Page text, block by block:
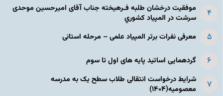
موفقیت درخشان طلبه فـرهیخته جناب آقای امیرحسین موحدی
سرشت در المپياد كشوري
معرفی نفرات برتر المپیاد علمی – مرحله استانی
گردهمایی اساتید پایه های اول تا سوم
شرایط درخواست انتقالی طلاب سطح یک به مدرسه
معصومیه(۱۴۰۴)